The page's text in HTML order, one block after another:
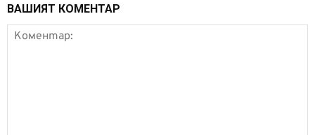
ВАШИЯТ КОМЕНТАР